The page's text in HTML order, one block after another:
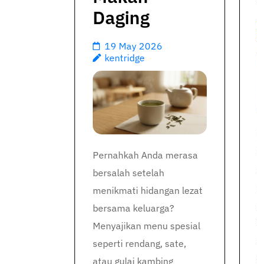
Daging
19 May 2026
kentridge
Pernahkah Anda merasa
bersalah setelah
menikmati hidangan lezat
bersama keluarga?
Menyajikan menu spesial
seperti rendang, sate,
atau gulai kambing